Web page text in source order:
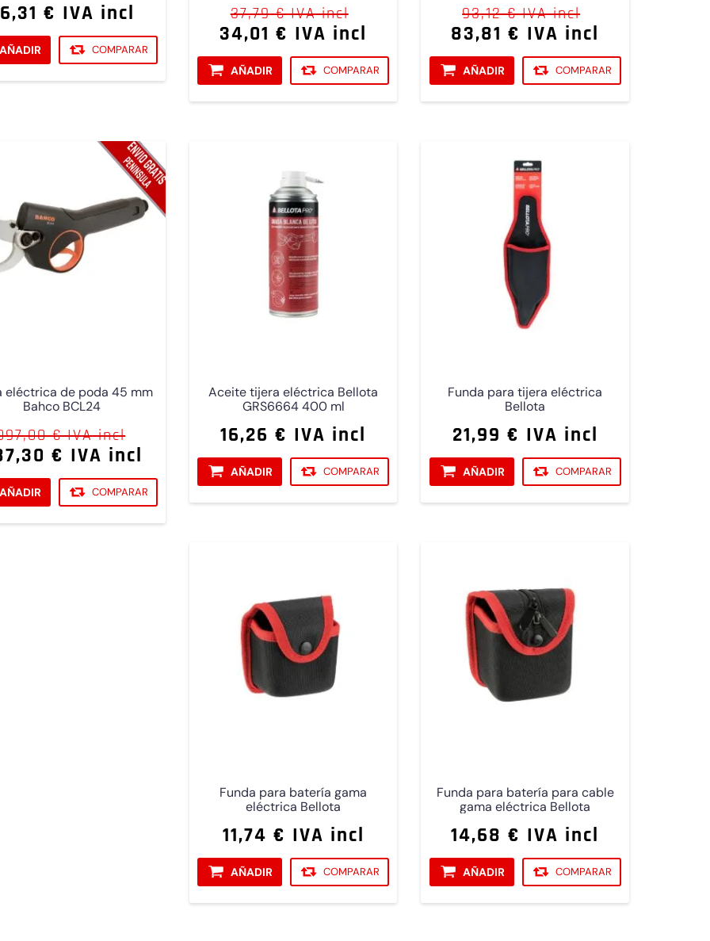
€ IVA incl
AÑADIR COMPARAR
37,79 € IVA incl
34,01 € IVA incl
AÑADIR COMPARAR
93,12 € IVA incl
83,81 € IVA incl
AÑADIR COMPARAR
eléctrica de poda 45 mm
Bahco BCL24
€ IVA incl
€ IVA incl
AÑADIR COMPARAR
Aceite tijera eléctrica Bellota
GRS6664 400 ml
16,26 € IVA incl
AÑADIR COMPARAR
Funda para tijera eléctrica
Bellota
21,99 € IVA incl
AÑADIR COMPARAR
Funda para batería gama
eléctrica Bellota
11,74 € IVA incl
AÑADIR COMPARAR
Funda para batería para cable
gama eléctrica Bellota
14,68 € IVA incl
AÑADIR COMPARAR